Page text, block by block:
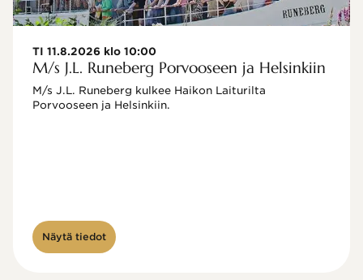
TI 11.8.2026 klo 10:00
M/s J.L. Runeberg Porvooseen ja Helsinkiin
M/s J.L. Runeberg kulkee Haikon Laiturilta
Porvooseen ja Helsinkiin.
Näytä tiedot